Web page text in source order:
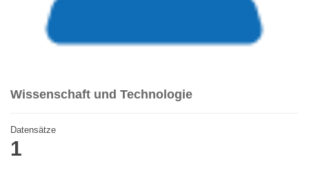
Wissenschaft und Technologie
Datensätze
1